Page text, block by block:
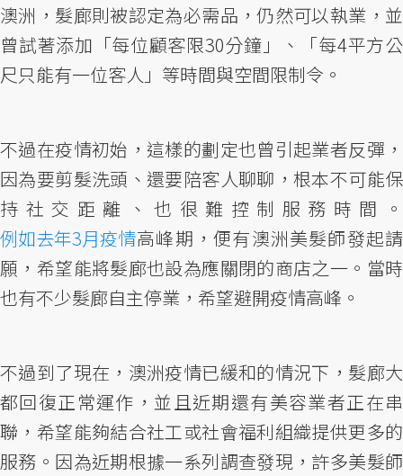
澳洲，髮廊則被認定為必需品，仍然可以執業，並
曾試著添加「每位顧客限30分鐘」、「每4平方公
尺只能有一位客人」等時間與空間限制令。
不過在疫情初始，這樣的劃定也曾引起業者反彈，
因為要剪髮洗頭、還要陪客人聊聊，根本不可能保
持社交距離、也很難控制服務時間。
例如去年3月疫情高峰期，便有澳洲美髮師發起請
願，希望能將髮廊也設為應關閉的商店之一。當時
也有不少髮廊自主停業，希望避開疫情高峰。
不過到了現在，澳洲疫情已緩和的情況下，髮廊大
都回復正常運作，並且近期還有美容業者正在串
聯，希望能夠結合社工或社會福利組織提供更多的
服務。因為近期根據一系列調查發現，許多美髮師